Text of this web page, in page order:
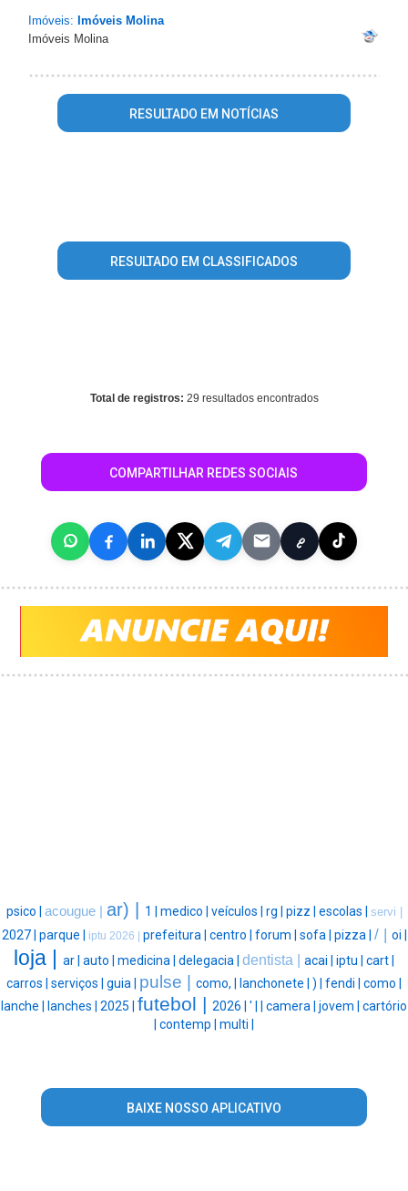
Imóveis: Imóveis Molina
Imóveis Molina
RESULTADO EM NOTÍCIAS
RESULTADO EM CLASSIFICADOS
Total de registros: 29 resultados encontrados
COMPARTILHAR REDES SOCIAIS
psico | acougue | ar) | 1 | medico | veículos | rg | pizz | escolas | servi |
2027 | parque | iptu 2026 | prefeitura | centro | forum | sofa | pizza | / | oi |
loja | ar | auto | medicina | delegacia | dentista | acai | iptu | cart |
carros | serviços | guia | pulse | como, | lanchonete | ) | fendi | como |
lanche |
lanches | 2025 | futebol | 2026 | ' | camera | jovem | cartório
contemp | multi |
BAIXE NOSSO APLICATIVO